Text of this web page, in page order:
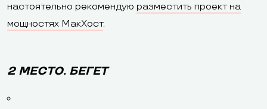
настоятельно рекомендую разместить проект на
мощностях МакХост.
2 МЕСТО. БЕГЕТ